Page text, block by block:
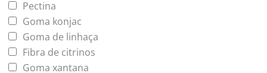
Pectina
Goma konjac
Goma de linhaça
Fibra de citrinos
Goma xantana